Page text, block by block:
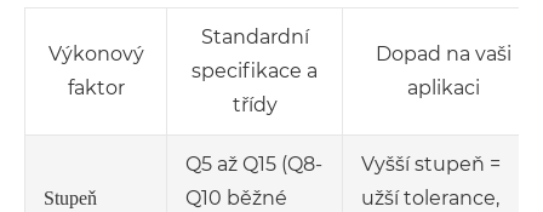
Výkonový
faktor
Standardní
specifikace a
třídy
Dopad na vaši
aplikaci
Stupeň
Q5 až Q15 (Q8-
Q10 běžné
Vyšší stupeň =
užší tolerance,